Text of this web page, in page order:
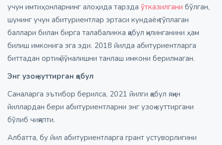
учун имтиҳонларнинг алоҳида тарзда ўтказилгани бўлган,
шунинг учун абитуриентлар эртаси кундаёқ тўплаган
баллари билан бирга талабаликка қабул қилинганини ҳам
билиш имконига эга эди. 2018 йилда абитуриентларга
биттадан ортиқ йўналишни танлаш имкони берилмаган.
Энг узоқ куттирган қабул
Саналарга эътибор берилса, 2021 йилги қабул яқин
йиллардан бери абитуриентларни энг узоқ куттиргани
бўлиб чиқяпти.
Албатта, бу йил абитуриентларга грант устуворлигини